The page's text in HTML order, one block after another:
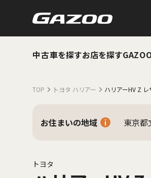
中古車を探すお店を探す
TOP トヨタ ハリアー ハリアーHV Z
お住まいの地域 東京都
トヨタ